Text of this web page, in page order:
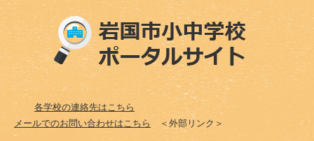
各学校の連絡先はこちら
メールでのお問い合わせはこちら
＜外部リンク＞